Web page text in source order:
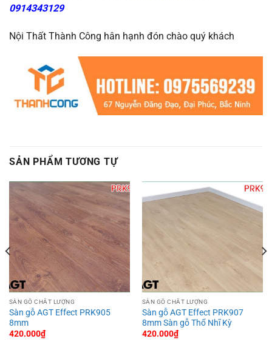
0914343129
Nội Thất Thành Công hân hạnh đón chào quý khách
SẢN PHẨM TƯƠNG TỰ
SÀN GỖ CHẤT LƯỢNG
Sàn gỗ AGT Effect PRK905
8mm
420.000₫
SÀN GỖ CHẤT LƯỢNG
Sàn gỗ AGT Effect PRK907
8mm Sàn gỗ Thổ Nhĩ Kỳ
420.000₫